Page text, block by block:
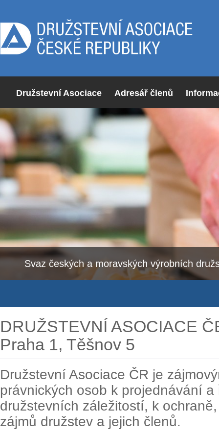
Družstevní Asociace Adresář členů
Svaz českých a moravských výrobních
DRUŽSTEVNÍ ASOCIACE
Praha 1, Těšnov 5
Družstevní Asociace ČR je
právnických osob k projednávání
družstevních záležitostí, k
zájmů družstev a jejich členů.